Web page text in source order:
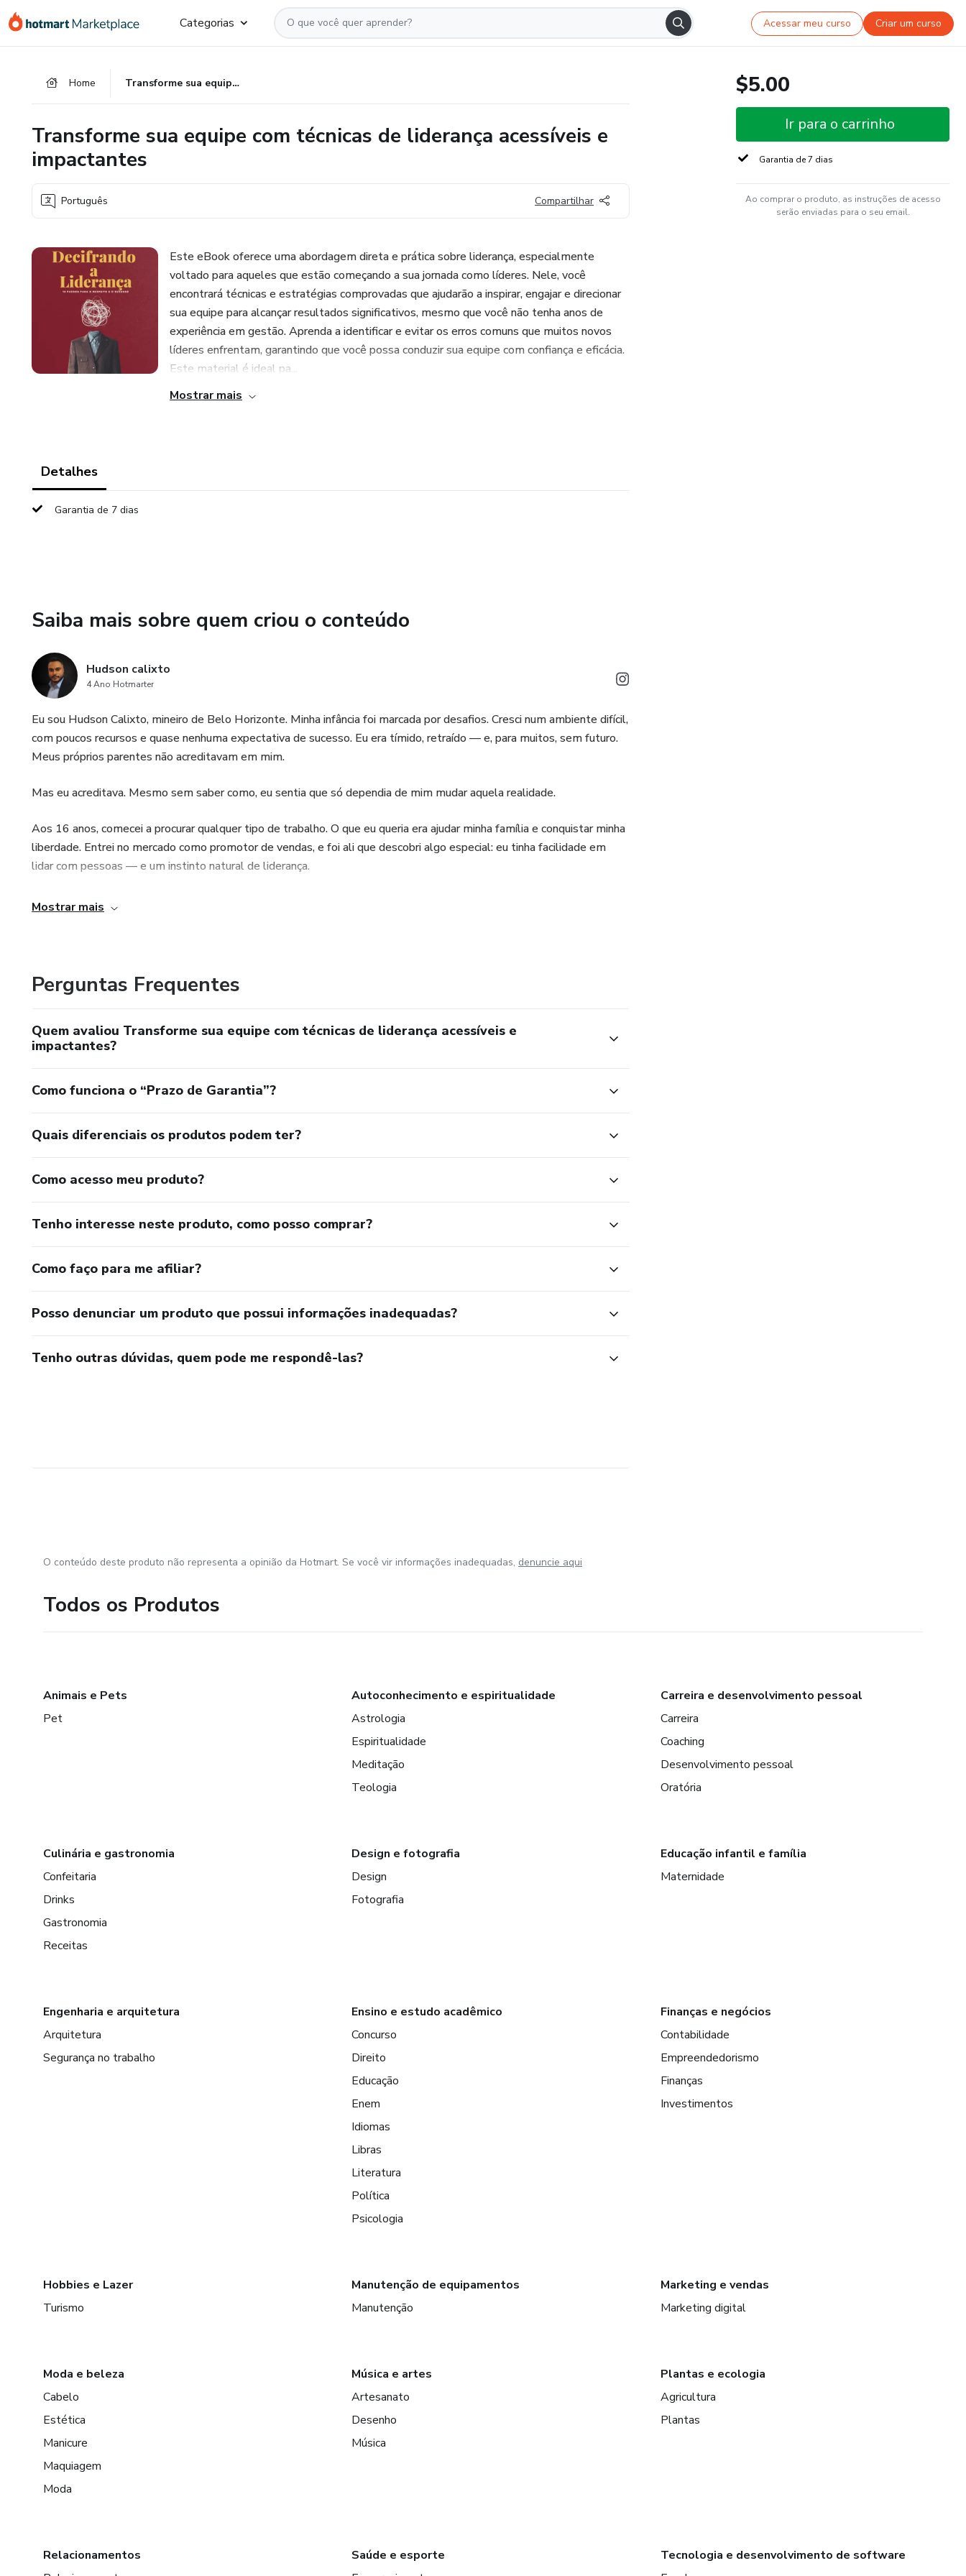
para
para
para
Categorias Acessar meu curso Criar um curso
Home Transforme sua equipe com técnicas de liderança acessíveis e impactantes
Transforme sua equipe com técnicas de liderança acessíveis e
impactantes
Português Compartilhar
Este eBook oferece uma abordagem direta e prática sobre liderança, especialmente
voltado para aqueles que estão começando a sua jornada como líderes. Nele, você
encontrará técnicas e estratégias comprovadas que ajudarão a inspirar, engajar e direcionar
sua equipe para alcançar resultados significativos, mesmo que você não tenha anos de
experiência em gestão. Aprenda a identificar e evitar os erros comuns que muitos novos
líderes enfrentam, garantindo que você possa conduzir sua equipe com confiança e eficácia.
Este material é ideal pa...
Mostrar mais
Detalhes
Garantia de 7 dias
Saiba mais sobre quem criou o conteúdo
Hudson calixto
4 Ano Hotmarter
Eu sou Hudson Calixto, mineiro de Belo Horizonte. Minha infância foi marcada por desafios. Cresci num ambiente difícil,
com poucos recursos e quase nenhuma expectativa de sucesso. Eu era tímido, retraído — e, para muitos, sem futuro.
Meus próprios parentes não acreditavam em mim.
Mas eu acreditava. Mesmo sem saber como, eu sentia que só dependia de mim mudar aquela realidade.
Aos 16 anos, comecei a procurar qualquer tipo de trabalho. O que eu queria era ajudar minha família e conquistar minha
liberdade. Entrei no mercado como promotor de vendas, e foi ali que descobri algo especial: eu tinha facilidade em
lidar com pessoas — e um instinto natural de liderança.
Com o tempo, fui crescendo e buscando mais. Me inspirei nos líderes ao meu redor e desejei ocupar aquelas posições.
Mostrar mais
Perguntas Frequentes
Quem avaliou Transforme sua equipe com técnicas de liderança acessíveis e
impactantes?
Como funciona o “Prazo de Garantia”?
Quais diferenciais os produtos podem ter?
Como acesso meu produto?
Tenho interesse neste produto, como posso comprar?
Como faço para me afiliar?
Posso denunciar um produto que possui informações inadequadas?
Tenho outras dúvidas, quem pode me respondê-las?
$5.00
Ir para o carrinho
Garantia de 7 dias
Ao comprar o produto, as instruções de acesso
serão enviadas para o seu email.
O conteúdo deste produto não representa a opinião da Hotmart. Se você vir informações inadequadas, denuncie aqui
Todos os Produtos
Animais e Pets
Pet
Autoconhecimento e espiritualidade
Astrologia
Espiritualidade
Meditação
Teologia
Carreira e desenvolvimento pessoal
Carreira
Coaching
Desenvolvimento pessoal
Oratória
Culinária e gastronomia
Confeitaria
Drinks
Gastronomia
Receitas
Design e fotografia
Design
Fotografia
Educação infantil e família
Maternidade
Engenharia e arquitetura
Arquitetura
Segurança no trabalho
Ensino e estudo acadêmico
Concurso
Direito
Educação
Enem
Idiomas
Libras
Literatura
Política
Psicologia
Finanças e negócios
Contabilidade
Empreendedorismo
Finanças
Investimentos
Hobbies e Lazer
Turismo
Manutenção de equipamentos
Manutenção
Marketing e vendas
Marketing digital
Moda e beleza
Cabelo
Estética
Manicure
Maquiagem
Moda
Música e artes
Artesanato
Desenho
Música
Plantas e ecologia
Agricultura
Plantas
Relacionamentos
Saúde e esporte
Tecnologia e desenvolvimento de software